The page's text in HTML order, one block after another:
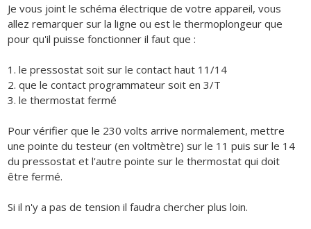
Je vous joint le schéma électrique de votre appareil, vous
allez remarquer sur la ligne ou est le thermoplongeur que
pour qu'il puisse fonctionner il faut que :
1. le pressostat soit sur le contact haut 11/14
2. que le contact programmateur soit en 3/T
3. le thermostat fermé
Pour vérifier que le 230 volts arrive normalement, mettre
une pointe du testeur (en voltmètre) sur le 11 puis sur le 14
du pressostat et l'autre pointe sur le thermostat qui doit
être fermé.
Si il n'y a pas de tension il faudra chercher plus loin.